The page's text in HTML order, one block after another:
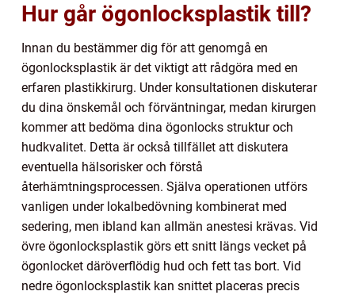
Hur går ögonlocksplastik till?
Innan du bestämmer dig för att genomgå en
ögonlocksplastik är det viktigt att rådgöra med en
erfaren plastikkirurg. Under konsultationen diskuterar
du dina önskemål och förväntningar, medan kirurgen
kommer att bedöma dina ögonlocks struktur och
hudkvalitet. Detta är också tillfället att diskutera
eventuella hälsorisker och förstå
återhämtningsprocessen. Själva operationen utförs
vanligen under lokalbedövning kombinerat med
sedering, men ibland kan allmän anestesi krävas. Vid
övre ögonlocksplastik görs ett snitt längs vecket på
ögonlocket däröverflödig hud och fett tas bort. Vid
nedre ögonlocksplastik kan snittet placeras precis